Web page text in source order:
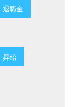
退職金
昇給